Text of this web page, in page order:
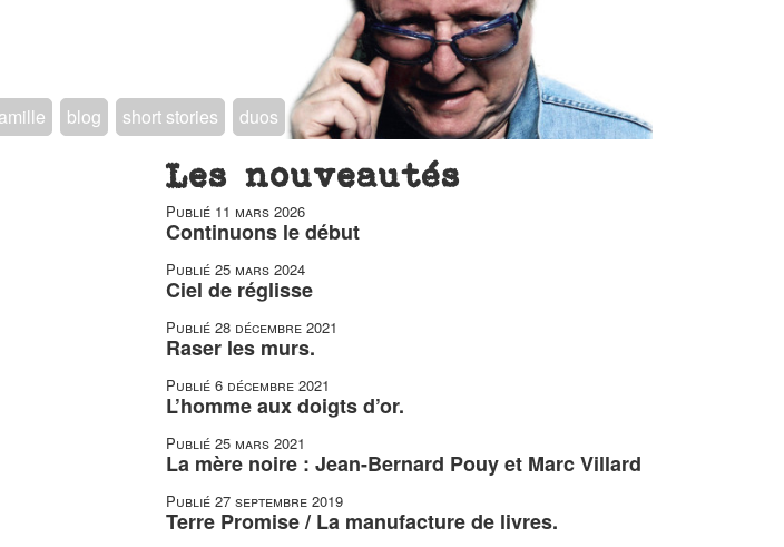
blog short stories duos
Les nouveautés
Publié 11 mars 2026
Continuons le début
Publié 25 mars 2024
Ciel de réglisse
Publié 28 décembre 2021
Raser les murs.
Publié 6 décembre 2021
L’homme aux doigts d’or.
Publié 25 mars 2021
La mère noire : Jean-Bernard Pouy et Marc Villard
Publié 27 septembre 2019
Terre Promise / La manufacture de livres.